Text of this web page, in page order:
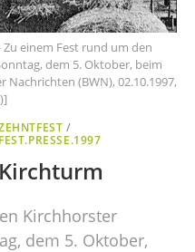
einem Fest rund um den
dem 5. Oktober, beim
Nachrichten (BWN), 02.10.1997,
/
Kirchhorster
dem 5. Oktober,